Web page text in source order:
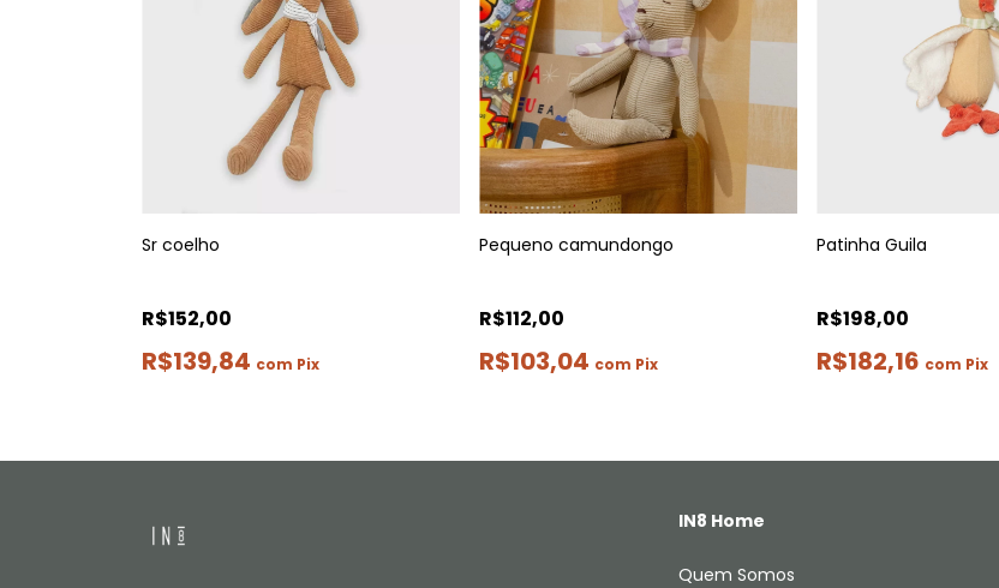
Sr coelho
R$152,00
R$139,84 com Pix
Pequeno camundongo
R$112,00
R$103,04 com Pix
Patinha Guila
R$198,00
R$182,16 com Pix
IN8 Home
Quem Somos